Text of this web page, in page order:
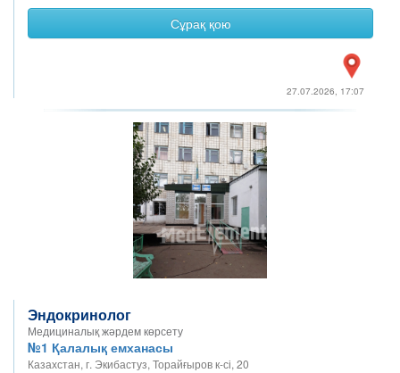
Сұрақ қою
27.07.2026, 17:07
Эндокринолог
Медициналық жәрдем көрсету
№1 Қалалық емханасы
Казахстан, г. Экибастуз, Торайғыров к-сі, 20